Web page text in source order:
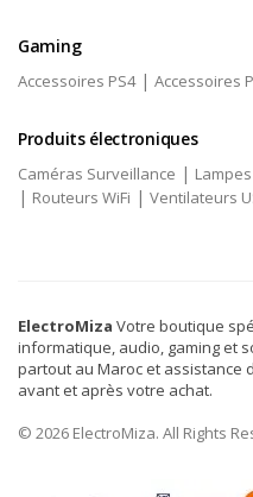
Gaming
Accessoires PS4| Accessoires
Produits électroniques
Caméras Surveillance | Lampes
| Routeurs WiFi | Ventilateurs
ElectroMiza Votre boutique
informatique, audio, gaming et
partout au Maroc et assistance
avant et après votre achat.
© 2026 ElectroMiza. All Rights